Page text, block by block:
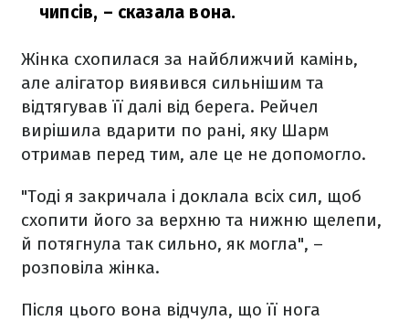
чипсів, – сказала вона.
Жінка схопилася за найближчий камінь,
але алігатор виявився сильнішим та
відтягував її далі від берега. Рейчел
вирішила вдарити по рані, яку Шарм
отримав перед тим, але це не допомогло.
"Тоді я закричала і доклала всіх сил, щоб
схопити його за верхню та нижню щелепи,
й потягнула так сильно, як могла", –
розповіла жінка.
Після цього вона відчула, що її нога